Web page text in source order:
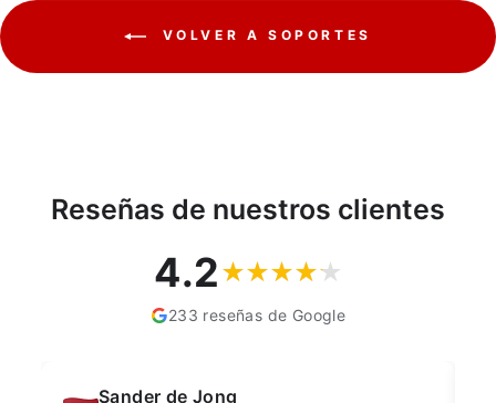
VOLVER A SOPORTES
Reseñas de nuestros clientes
4.2
233 reseñas de Google
Muahmmet Karadag